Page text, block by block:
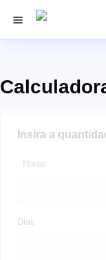
Insira a
Horas
Dias